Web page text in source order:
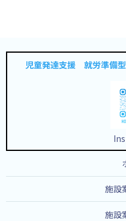
児童発達支援 就労準備
施
施